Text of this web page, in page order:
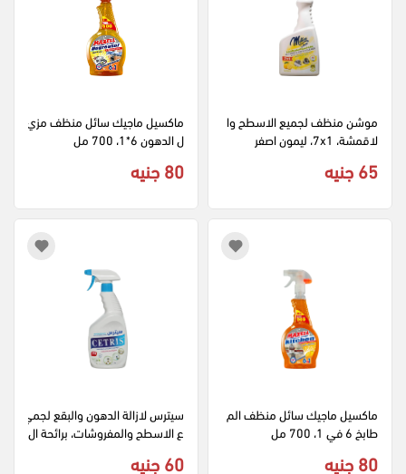
موشن منظف لجميع الاسطح وا
لاقمشة، 7x1، ليمون اصفر
65 جنيه
ماكسيل ماجيك سائل منظف مزي
ل الدهون 6*1، 700 مل
80 جنيه
ماكسيل ماجيك سائل منظف الم
طابخ 6 في 1، 700 مل
80 جنيه
سيترس لازالة الدهون والبقع لجمي
ع الاسطح والمفروشات، برائحة ال
60 جنيه